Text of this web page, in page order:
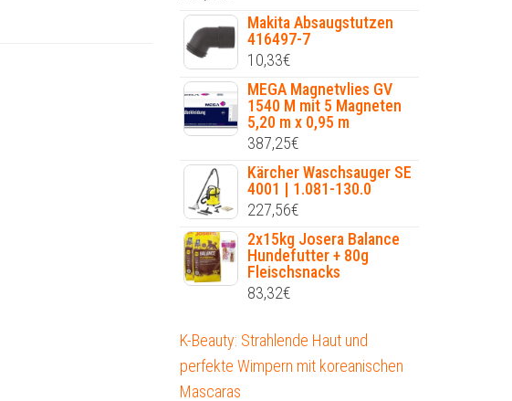
Makita Absaugstutzen
416497-7
10,33€
MEGA Magnetvlies GV
1540 M mit 5 Magneten
5,20 m x 0,95 m
387,25€
Kärcher Waschsauger SE
4001 | 1.081-130.0
227,56€
2x15kg Josera Balance
Hundefutter + 80g
Fleischsnacks
83,32€
K-Beauty: Strahlende Haut und
perfekte Wimpern mit koreanischen
Mascaras